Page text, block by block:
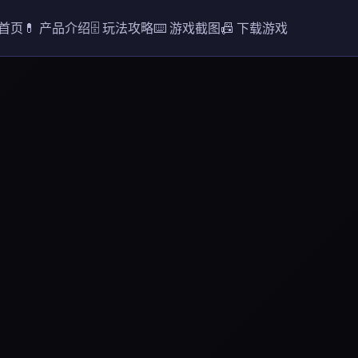
页 💊 产品介绍🗄️ 玩法攻略⌨️ 游戏截图📠 下载游戏